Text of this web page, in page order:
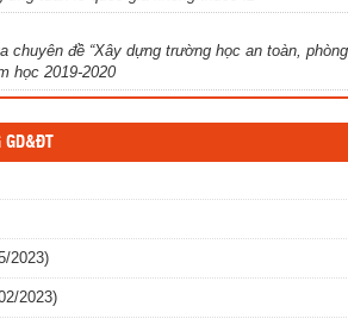
chuyên đề “Xây dựng trường học an toàn,
học 2019-2020
GD&ĐT
2023)
2023)